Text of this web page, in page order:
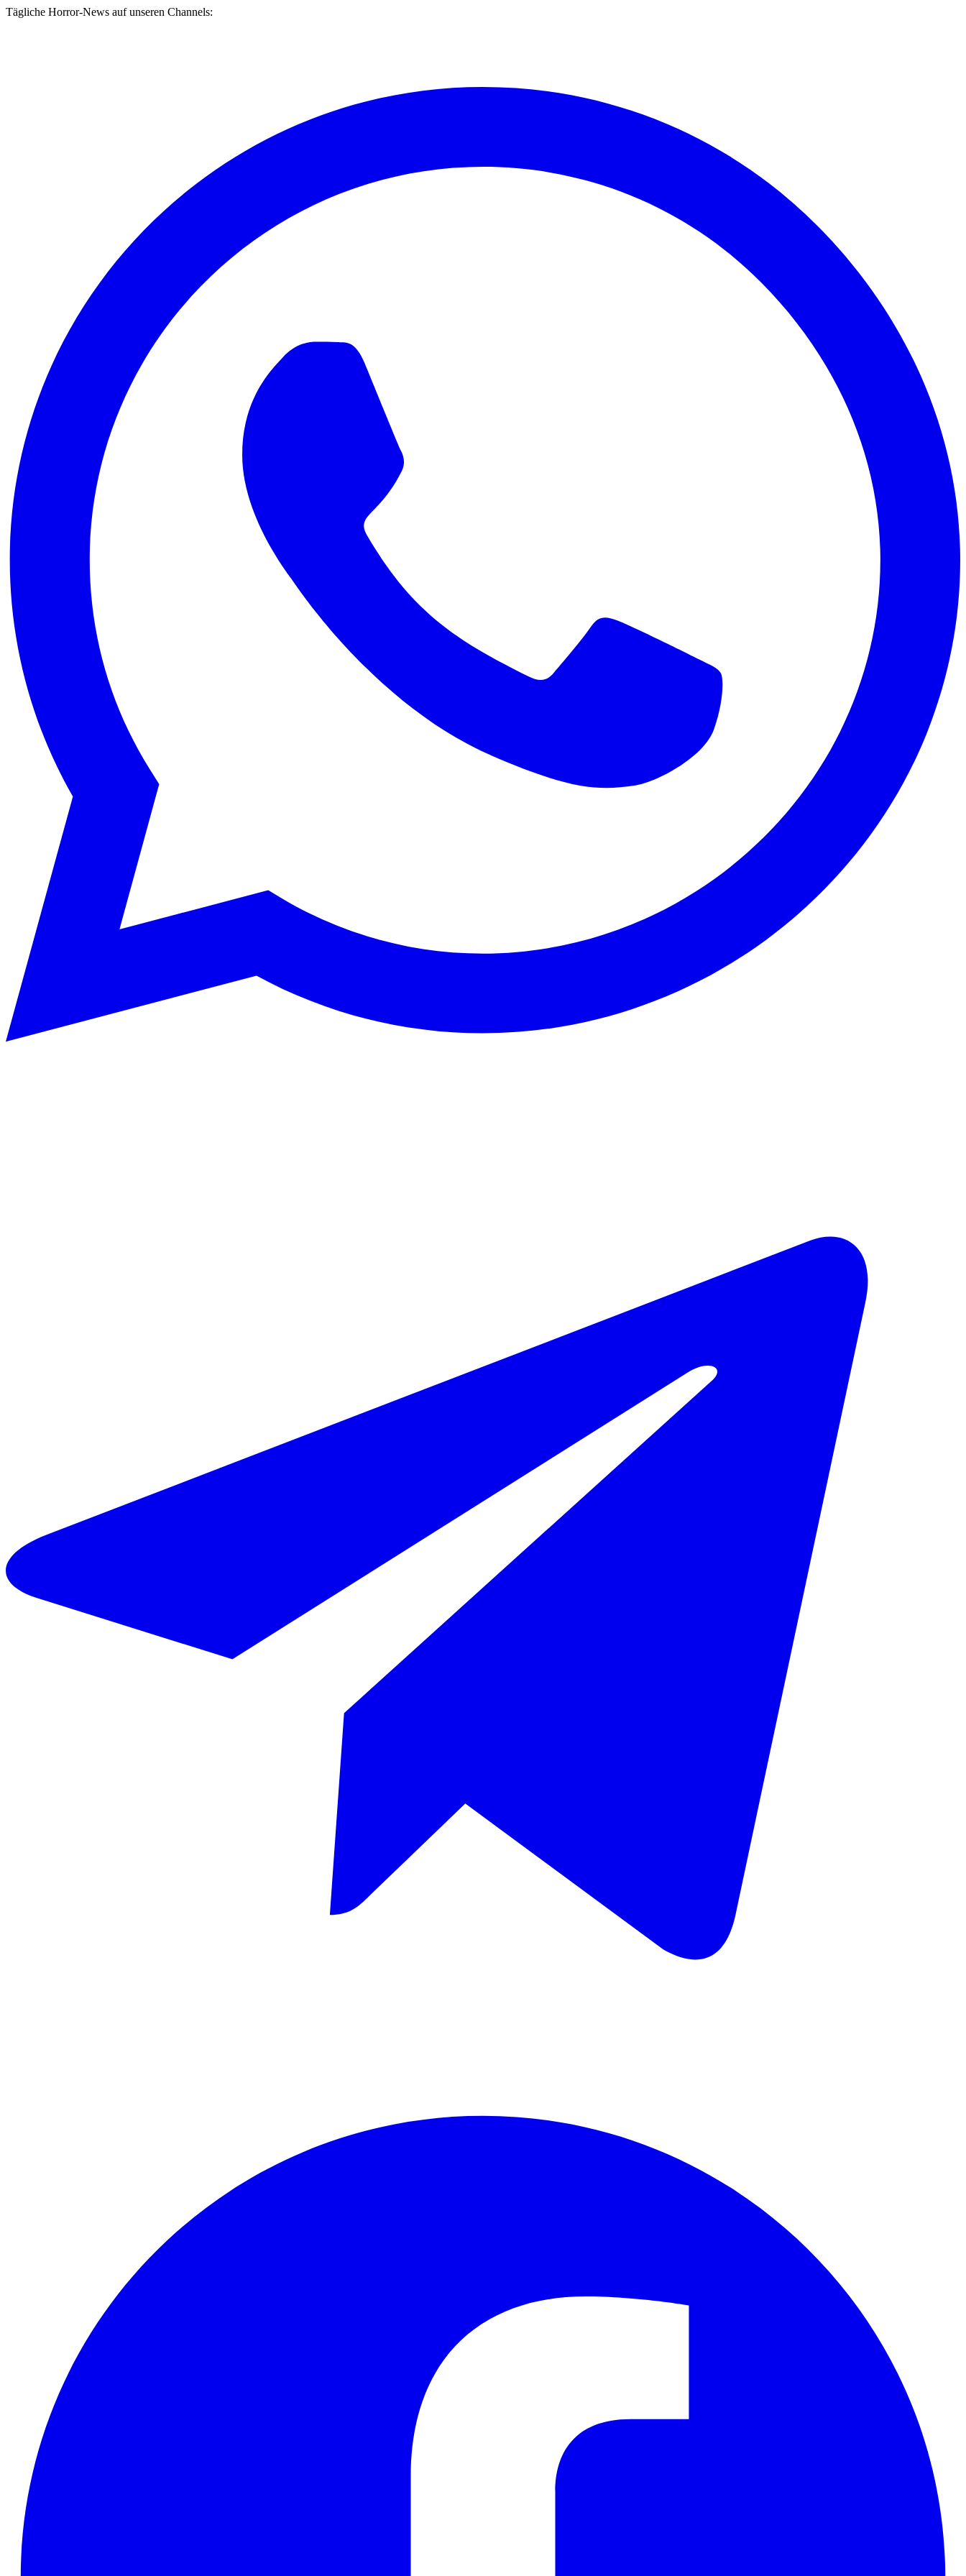
Tägliche Horror-News auf unseren Channels: